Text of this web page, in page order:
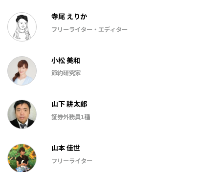
寺尾 えりか
フリーライター・エディター
小松 美和
節約研究家
山下 耕太郎
証券外務員1種
山本 佳世
フリーライター